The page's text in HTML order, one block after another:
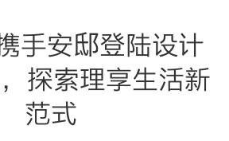
手安邸登陆设计
探索理享生活新
范式